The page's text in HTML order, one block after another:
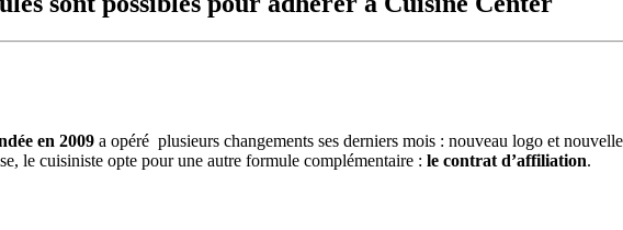
en 2009 a opéré plusieurs changements ses derniers mois : nouveau logo et
le cuisiniste opte pour une autre formule complémentaire : le contrat d’affiliation.